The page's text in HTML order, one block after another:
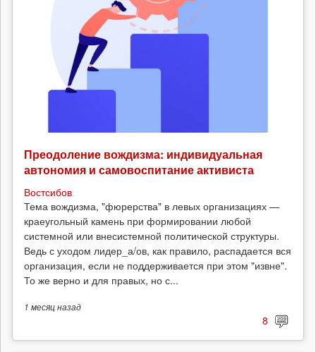
Преодоление вождизма: индивидуальная
автономия и самовоспитание активиста
Востсибов
Тема вождизма, "фюрерства" в левых организациях —
краеугольный камень при формировании любой
системной или внесистемной политической структуры.
Ведь с уходом лидер_а/ов, как правило, распадается вся
организация, если не поддерживается при этом "извне".
То же верно и для правых, но с...
1 месяцназад
8